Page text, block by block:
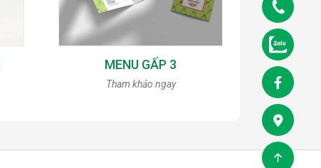
MENU GẤP 3
Tham khảo ngay